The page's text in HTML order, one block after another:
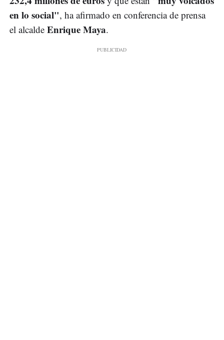
en lo social", ha afirmado en conferencia de prensa
el alcalde Enrique Maya.